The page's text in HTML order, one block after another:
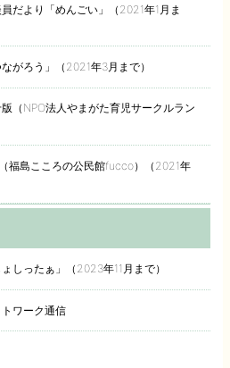
だより「めんごい」（2021年1月ま
がろう」（2021年3月まで）
（NPO法人やまがた育児サークルラン
福島こころの公民館fucco）（2021年
しったぁ」（2023年11月まで）
ワーク通信